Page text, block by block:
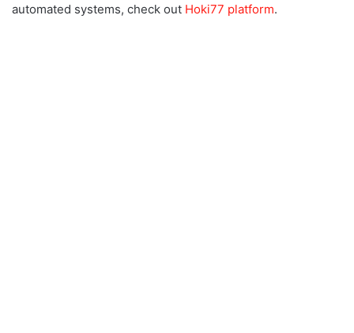
automated systems, check out Hoki77 platform.